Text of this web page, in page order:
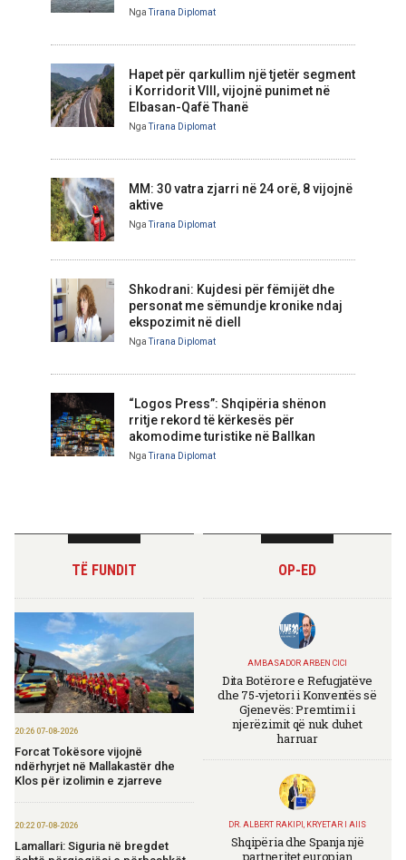
NgaTirana Diplomat
Hapet për qarkullim një tjetër segment
i Korridorit VIII, vijojnë punimet në
Elbasan-Qafë Thanë
NgaTirana Diplomat
MM: 30 vatra zjarri në 24 orë, 8 vijojnë
aktive
NgaTirana Diplomat
Shkodrani: Kujdesi për fëmijët dhe
personat me sëmundje kronike ndaj
ekspozimit në diell
NgaTirana Diplomat
“Logos Press”: Shqipëria shënon
rritje rekord të kërkesës për
akomodime turistike në Ballkan
NgaTirana Diplomat
TË FUNDIT
20:26 07-08-2026
Forcat Tokësore vijojnë
ndërhyrjet në Mallakastër dhe
Klos për izolimin e zjarreve
20:22 07-08-2026
Lamallari: Siguria në bregdet
OP-ED
AMBASADOR ARBEN CICI
Dita Botërore e Refugjatëve
dhe 75-vjetori i Konventës së
Gjenevës: Premtimi i
njerëzimit që nuk duhet
harruar
DR. ALBERT RAKIPI, KRYETAR I AIIS
Shqipëria dhe Spanja një
partneritet europian